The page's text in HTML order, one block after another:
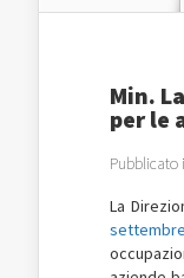
Min.
per le
Pubblicato
La